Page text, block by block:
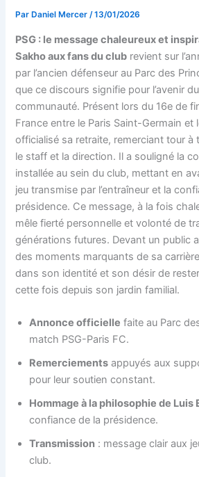
Par Daniel Mercer/13/01/2026
PSG : le message chaleureux et
Sakho aux fans du club revient sur
par l’ancien défenseur au Parc des
que ce discours signifie pour l’avenir
communauté. Présent lors du 16e de
France entre le Paris Saint-Germain et
officialisé sa retraite, remerciant tour à
le staff et la direction. Il a souligné la
installée au sein du club, mettant en
jeu transmise par l’entraîneur et la
présidence. Ce message, à la fois
mêle fierté personnelle et volonté de
générations futures. Devant un public
des moments marquants de sa
dans son identité et son désir de
cette fois depuis son jardin familial.
Annonce officielle faite au Parc
match PSG-Paris FC.
Remerciements appuyés aux
pour leur soutien constant.
Hommage à la philosophie de Luis
confiance de la présidence.
Transmission : message clair aux
club.